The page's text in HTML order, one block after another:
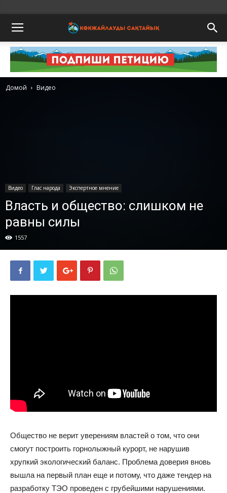
Домой Видео
Видео Глас народа Экспертное мнение
Власть и общество: слишком не
равны силы
1557
Общество не верит уверениям властей о том, что они
смогут построить горнолыжный курорт, не нарушив
хрупкий экологический баланс. Проблема доверия вновь
вышла на первый план еще и потому, что даже тендер на
разработку ТЭО проведен с грубейшими нарушениями.